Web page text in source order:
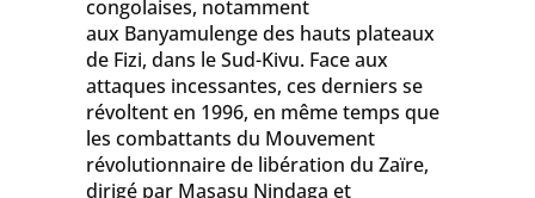
congolaises, notamment
aux Banyamulenge des hauts plateaux
de Fizi, dans le Sud-Kivu. Face aux
attaques incessantes, ces derniers se
révoltent en 1996, en même temps que
les combattants du Mouvement
révolutionnaire de libération du Zaïre,
dirigé par Masasu Nindaga et